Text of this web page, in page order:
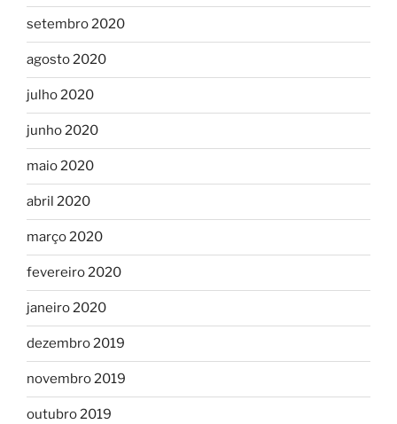
setembro 2020
agosto 2020
julho 2020
junho 2020
maio 2020
abril 2020
março 2020
fevereiro 2020
janeiro 2020
dezembro 2019
novembro 2019
outubro 2019